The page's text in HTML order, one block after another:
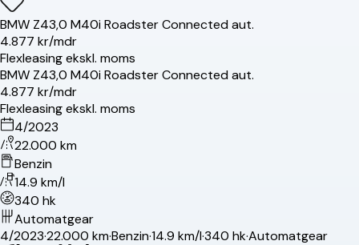
BMW Z43,0 M40i Roadster Connected aut.
4.877 kr/mdr
Flexleasing ekskl. moms
BMW Z43,0 M40i Roadster Connected aut.
4.877 kr/mdr
Flexleasing ekskl. moms
4/2023
22.000 km
Benzin
14.9 km/l
340 hk
Automatgear
4/2023·22.000 km·Benzin·14.9 km/l·340 hk·Automatgear